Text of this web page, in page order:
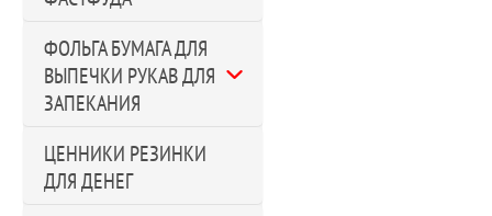
ФОЛЬГА БУМАГА ДЛЯ
ВЫПЕЧКИ РУКАВ ДЛЯ
ЗАПЕКАНИЯ
ЦЕННИКИ РЕЗИНКИ
ДЛЯ ДЕНЕГ